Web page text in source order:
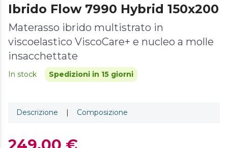
Ibrido Flow 7990 Hybrid 150x200
Materasso ibrido multistrato in
viscoelastico ViscoCare+ e nucleo a molle
insacchettate
In stock Spedizioni in 15 giorni
Descrizione | Composizione